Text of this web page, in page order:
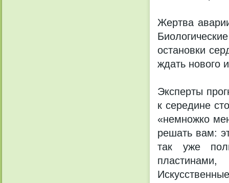
Жертва
остановки
ждать нового
Эксперты
к середине
«немножко
решать вам:
так уже